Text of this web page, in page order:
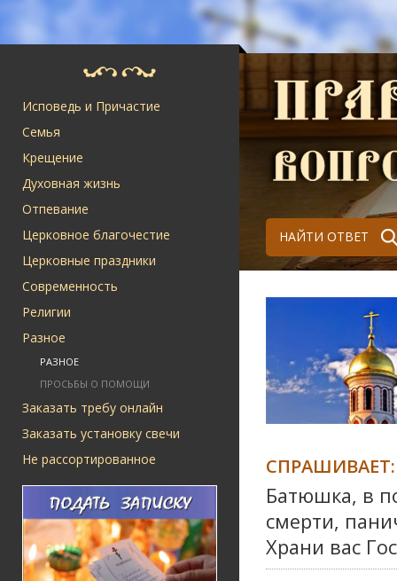
Исповедь и Причастие
Семья
Крещение
Духовная жизнь
Отпевание
Церковное благочестие
Церковные праздники
Современность
Религии
Разное
РАЗНОЕ
ПРОСЬБЫ О ПОМОЩИ
Заказать требу онлайн
Заказать установку свечи
Не рассортированное
НАЙТИ ОТВЕТ
СПРАШИВАЕТ:
Батюшка, в
смерти,
Храни вас